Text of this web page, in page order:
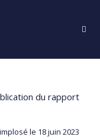
le 18 juin 2023